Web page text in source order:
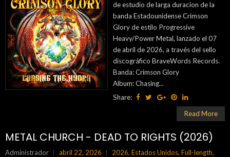
de estudio de larga duracion de la
banda Estadounidense Crimson
Glory de estilo Progressive
Heavy/Power Metal, lanzado el 07
de abril de 2026, a través del sello
discográfico BraveWords Records.
Banda: Crimson Glory
Album: Chasing...
Share:
Read More
METAL CHURCH - DEAD TO RIGHTS (2026)
Administrador abril 22, 2026 2026, Estados Unidos, Full-length,